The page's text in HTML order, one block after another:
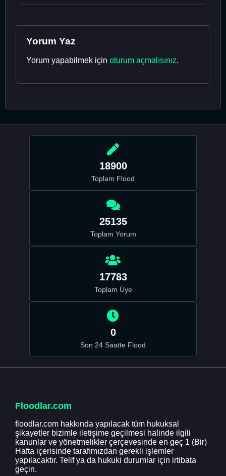
Yorum Yaz
Yorum yapabilmek için oturum açmalısınız.
18900
Toplam Flood
25135
Toplam Yorum
17783
Toplam Üye
0
Son 24 Saatte Flood
Floodlar.com
floodlar.com hakkında yapılacak tüm hukuksal
şikayetler bizimle iletişime geçilmesi halinde ilgili
kanunlar ve yönetmelikler çerçevesinde en geç 1 (Bir)
Hafta içerisinde tarafımızdan gerekli işlemler
yapılacaktır. Telif ya da hukuki durumlar için irtibata
geçin.